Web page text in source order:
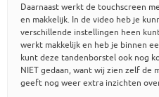
Daarnaast werkt de touchscreen
en makkelijk. In de video heb je
verschillende instellingen heen
werkt makkelijk en heb je binnen
kunt deze tandenborstel ook nog
NIET gedaan, want wij zien zelf de
geeft nog weer extra inzichten